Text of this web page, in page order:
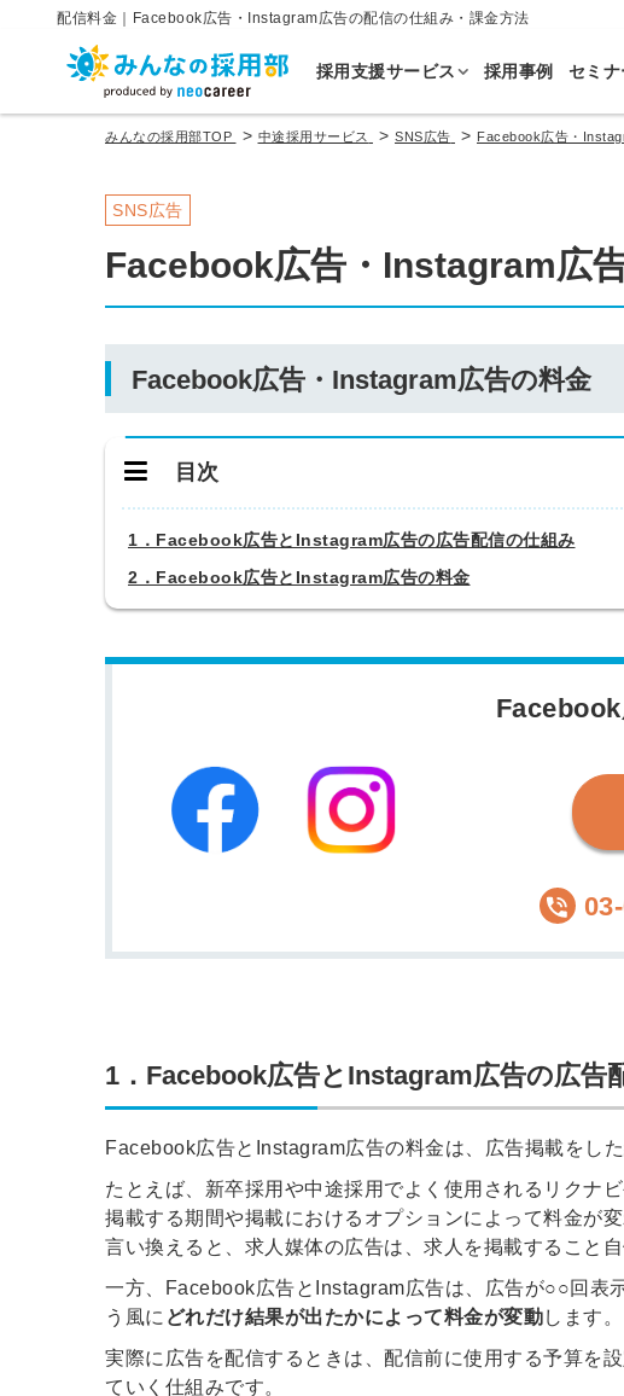
配信料金｜Facebook広告・Instagram広告の配信の仕組み・課金方法
採用支援サービス 採用事例 セミナ
みんなの採用部TOP > 中途採用サービス > SNS広告 > Facebook広告・
SNS広告
Facebook広告・Instagram広
Facebook広告・Instagram広告の料金
目次
1．Facebook広告とInstagram広告の広告配信の仕組み
2．Facebook広告とInstagram広告の料金
1．Facebook広告とInstagram広告の広告
Facebook広告とInstagram広告の料金は、広告掲載をし
たとえば、新卒採用や中途採用でよく使用されるリクナ
掲載する期間や掲載におけるオプションによって料金が変
言い換えると、求人媒体の広告は、求人を掲載すること
一方、Facebook広告とInstagram広告は、広告が○○回
う風に どれだけ結果が出たかによって料金が変動します。
実際に広告を配信するときは、配信前に使用する予算を
ていく仕組みです。